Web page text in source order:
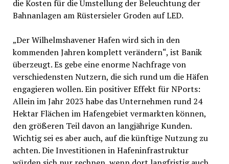
die Kosten für die Umstellung der Beleuchtung der
Bahnanlagen am Rüstersieler Groden auf LED.
„Der Wilhelmshavener Hafen wird sich in den
kommenden Jahren komplett verändern“, ist Banik
überzeugt. Es gebe eine enorme Nachfrage von
verschiedensten Nutzern, die sich rund um die Häfen
engagieren wollen. Ein positiver Effekt für NPorts:
Allein im Jahr 2023 habe das Unternehmen rund 24
Hektar Flächen im Hafengebiet vermarkten können,
den größeren Teil davon an langjährige Kunden.
Wichtig sei es aber auch, auf die künftige Nutzung zu
achten. Die Investitionen in Hafeninfrastruktur